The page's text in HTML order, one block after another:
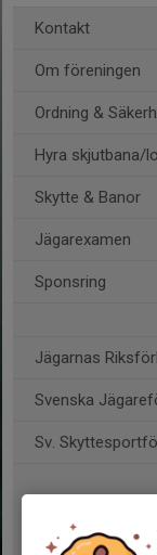
Kontakt
Om föreningen
Ordning &
Hyra skjutbana/
Skytte & Banor
Jägarexamen
Sponsring
Jägarnas
Svenska
Sv.